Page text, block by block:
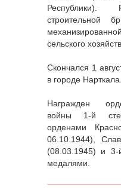
Республики).
строительной
сельского
Скончался 1
в городе Нарткала.
Награжден
войны 1-й
орденами
06.10.1944),
(08.03.1945) и 3-
медалями.